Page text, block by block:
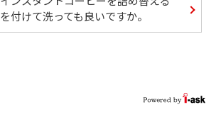
付けて洗っても良いですか。